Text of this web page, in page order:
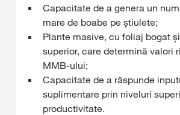
Capacitate de a genera un
mare de boabe pe știulete;
Plante masive, cu foliaj bogat
superior, care determină valori
MMB-ului;
Capacitate de a răspunde
suplimentare prin niveluri
productivitate.